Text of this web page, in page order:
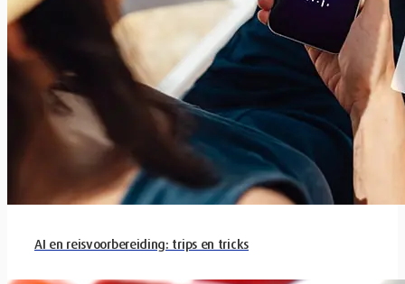
AI en reisvoorbereiding: trips en tricks